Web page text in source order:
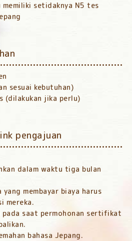
memiliki setidaknya N5 tes
sesuai kebutuhan)
(dilakukan jika perlu)
pengajuan
dalam waktu tiga bulan
yang membayar biaya harus
mereka.
pada saat permohonan sertifikat
bahasa Jepang.